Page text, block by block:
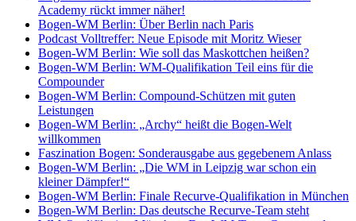
Academy rückt immer näher!
Bogen-WM Berlin: Über Berlin nach Paris
Podcast Volltreffer: Neue Episode mit Moritz Wieser
Bogen-WM Berlin: Wie soll das Maskottchen heißen?
Bogen-WM Berlin: WM-Qualifikation Teil eins für die
Compounder
Bogen-WM Berlin: Compound-Schützen mit guten
Leistungen
Bogen-WM Berlin: „Archy“ heißt die Bogen-Welt
willkommen
Faszination Bogen: Sonderausgabe aus gegebenem Anlass
Bogen-WM Berlin: „Die WM in Leipzig war schon ein
kleiner Dämpfer!“
Bogen-WM Berlin: Finale Recurve-Qualifikation in München
Bogen-WM Berlin: Das deutsche Recurve-Team steht